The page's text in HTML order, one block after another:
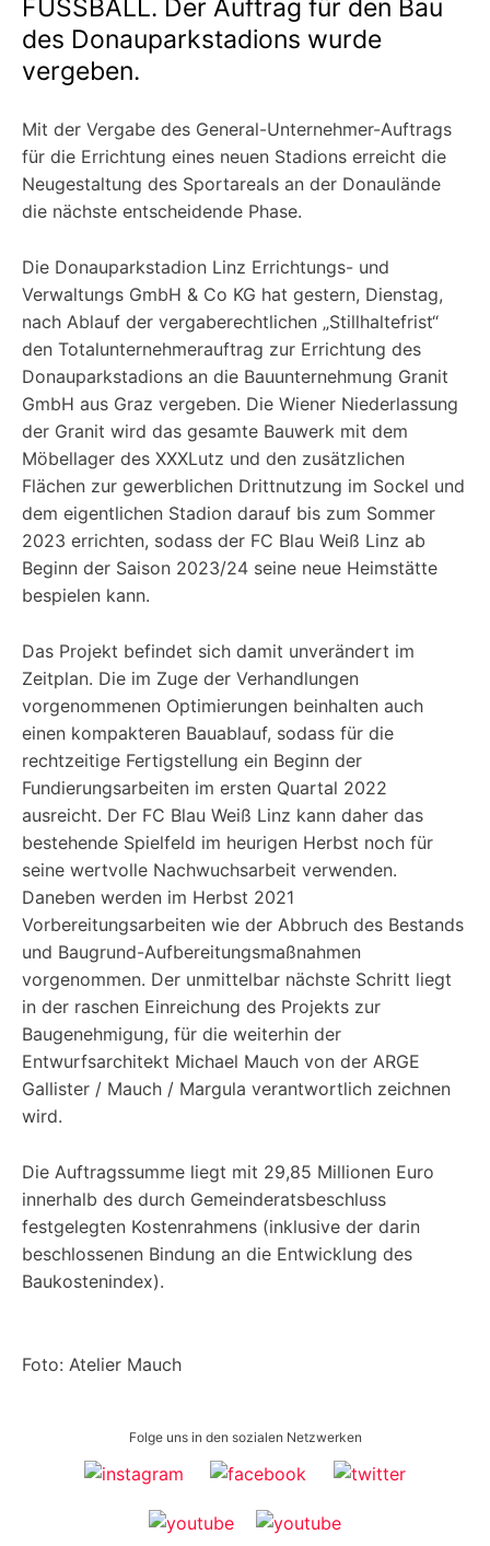
FUSSBALL. Der Auftrag für den Bau
des Donauparkstadions wurde
vergeben.
Mit der Vergabe des General-Unternehmer-Auftrags
für die Errichtung eines neuen Stadions erreicht die
Neugestaltung des Sportareals an der Donaulände
die nächste entscheidende Phase.
Die Donauparkstadion Linz Errichtungs- und
Verwaltungs GmbH & Co KG hat gestern, Dienstag,
nach Ablauf der vergaberechtlichen „Stillhaltefrist“
den Totalunternehmerauftrag zur Errichtung des
Donauparkstadions an die Bauunternehmung Granit
GmbH aus Graz vergeben. Die Wiener Niederlassung
der Granit wird das gesamte Bauwerk mit dem
Möbellager des XXXLutz und den zusätzlichen
Flächen zur gewerblichen Drittnutzung im Sockel und
dem eigentlichen Stadion darauf bis zum Sommer
2023 errichten, sodass der FC Blau Weiß Linz ab
Beginn der Saison 2023/24 seine neue Heimstätte
bespielen kann.
Das Projekt befindet sich damit unverändert im
Zeitplan. Die im Zuge der Verhandlungen
vorgenommenen Optimierungen beinhalten auch
einen kompakteren Bauablauf, sodass für die
rechtzeitige Fertigstellung ein Beginn der
Fundierungsarbeiten im ersten Quartal 2022
ausreicht. Der FC Blau Weiß Linz kann daher das
bestehende Spielfeld im heurigen Herbst noch für
seine wertvolle Nachwuchsarbeit verwenden.
Daneben werden im Herbst 2021
Vorbereitungsarbeiten wie der Abbruch des Bestands
und Baugrund-Aufbereitungsmaßnahmen
vorgenommen. Der unmittelbar nächste Schritt liegt
in der raschen Einreichung des Projekts zur
Baugenehmigung, für die weiterhin der
Entwurfsarchitekt Michael Mauch von der ARGE
Gallister / Mauch / Margula verantwortlich zeichnen
wird.
Die Auftragssumme liegt mit 29,85 Millionen Euro
innerhalb des durch Gemeinderatsbeschluss
festgelegten Kostenrahmens (inklusive der darin
beschlossenen Bindung an die Entwicklung des
Baukostenindex).
Foto: Atelier Mauch
Folge uns in den sozialen Netzwerken